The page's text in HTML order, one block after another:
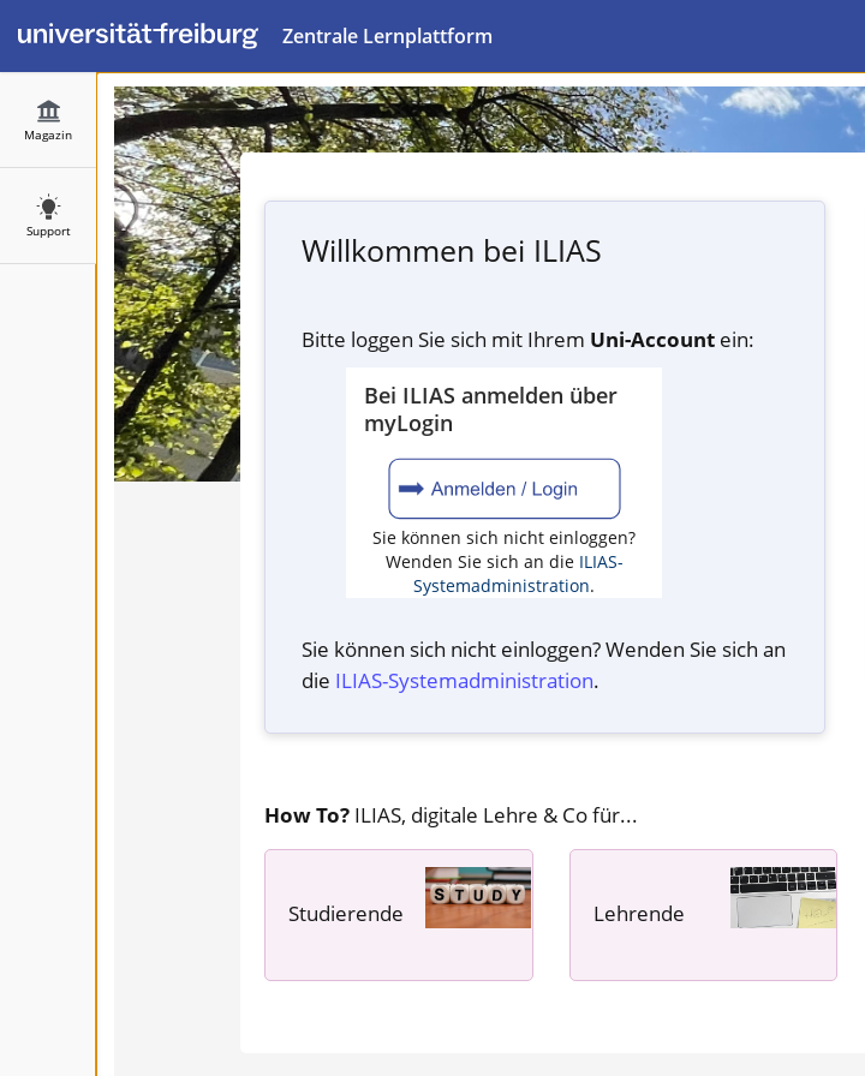
Zentrale Lernplattform
Magazin
Support
Willkommen bei ILIAS
Bitte loggen Sie sich mit Ihrem Uni-Account ein:
Bei ILIAS anmelden über
myLogin
Sie können sich nicht einloggen?
Wenden Sie sich an die ILIAS-
Systemadministration.
Sie können sich nicht einloggen? Wenden Sie sich an
die ILIAS-System­administration.
How To? ILIAS, digitale Lehre & Co für...
Studierende
Lehrende